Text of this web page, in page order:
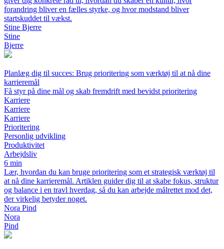
forandring bliver en fælles styrke, og hvor modstand bliver
startskuddet til vækst.
Stine Bjerre
Stine
Bjerre
Planlæg dig til succes: Brug prioritering som værktøj til at nå dine
karrieremål
Få styr på dine mål og skab fremdrift med bevidst prioritering
Karriere
Karriere
Karriere
Prioritering
Personlig udvikling
Produktivitet
Arbejdsliv
6 min
Lær, hvordan du kan bruge prioritering som et strategisk værktøj til
at nå dine karrieremål. Artiklen guider dig til at skabe fokus, struktur
og balance i en travl hverdag, så du kan arbejde målrettet mod det,
der virkelig betyder noget.
Nora Pind
Nora
Pind